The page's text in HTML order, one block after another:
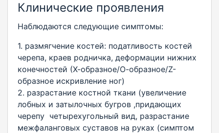
Клинические проявления
Наблюдаются следующие симптомы:
1. размягчение костей: податливость костей
черепа, краев родничка, деформации нижних
конечностей (Х-образное/О-образное/Z-
образное искривление ног)
2. разрастание костной ткани (увеличение
лобных и затылочных бугров ,придающих
черепу четырехугольный вид, разрастание
межфаланговых суставов на руках (симптом